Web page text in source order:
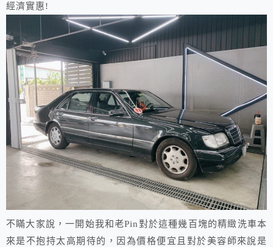
經濟實惠!
不瞞大家說，一開始我和老Pin對於這種幾百塊的精緻洗車本
來是不抱持太高期待的，因為價格便宜且對於美容師來說是